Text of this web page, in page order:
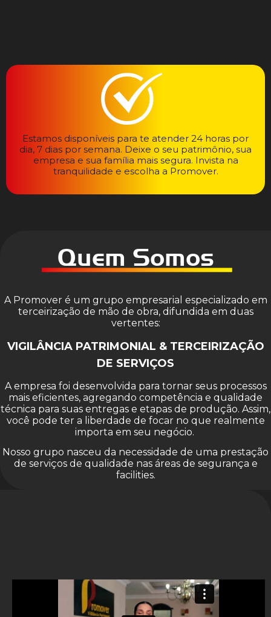
Estamos disponíveis para te atender 24 horas por
dia, 7 dias por semana. Deixe o seu patrimônio, sua
empresa e sua família mais segura. Invista na
tranquilidade e escolha a Promover.
Quem Somos
A Promover é um grupo empresarial especializado em
terceirização de mão de obra, difundida em duas
vertentes:
VIGILÂNCIA PATRIMONIAL & TERCEIRIZAÇÃO
DE SERVIÇOS
A empresa foi desenvolvida para tornar seus processos
mais eficientes, agregando competência e qualidade
técnica para suas entregas e etapas de produção. Assim,
você pode ter a liberdade de focar no que realmente
importa em seu negócio.
Nosso grupo nasceu da necessidade de uma prestação
de serviços de qualidade nas áreas de segurança e
facilities.